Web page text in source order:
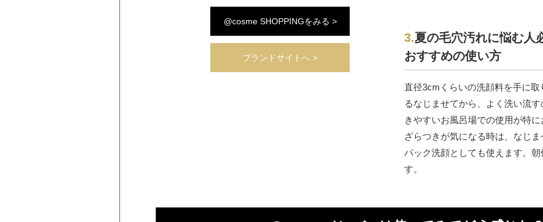
@cosme SHOPPINGをみる >
ブランドサイトへ >
3.夏の毛穴汚れに悩む人
おすすめの使い方
直径3cmくらいの洗顔料を手に
るなじませてから、よく洗い流
きやすいお風呂場での使用が特
ざらつきが気になる時は、なじ
パック洗顔としても使えます。
す。